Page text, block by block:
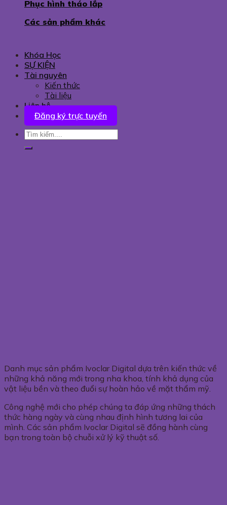
Phục hình tháo lắp
Các sản phẩm khác
Khóa Học
SỰ KIỆN
Tài nguyên
Kiến thức
Tài liệu
Liên hệ
Đăng ký trực tuyến
Danh mục sản phẩm Ivoclar Digital dựa trên kiến ​​thức về
những khả năng mới trong nha khoa, tính khả dụng của
vật liệu bền và theo đuổi sự hoàn hảo về mặt thẩm mỹ.
Công nghệ mới cho phép chúng ta đáp ứng những thách
thức hàng ngày và cùng nhau định hình tương lai của
mình. Các sản phẩm Ivoclar Digital sẽ đồng hành cùng
bạn trong toàn bộ chuỗi xử lý kỹ thuật số.